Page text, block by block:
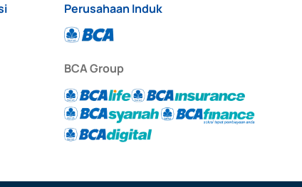
Perusahaan Induk
BCA Group